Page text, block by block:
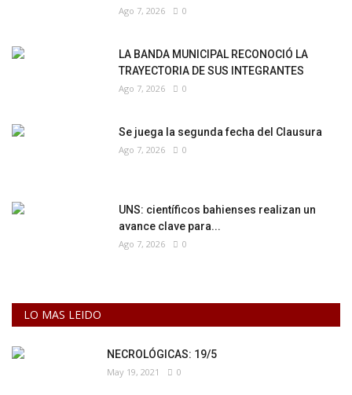
Ago 7, 2026 0
LA BANDA MUNICIPAL RECONOCIÓ LA
TRAYECTORIA DE SUS INTEGRANTES
Ago 7, 2026 0
Se juega la segunda fecha del Clausura
Ago 7, 2026 0
UNS: científicos bahienses realizan un
avance clave para...
Ago 7, 2026 0
LO MAS LEIDO
NECROLÓGICAS: 19/5
May 19, 2021 0